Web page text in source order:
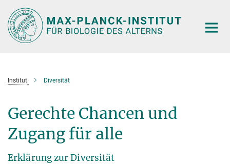
Hauptinhalt
Institut Diversität
Gerechte Chancen und
Zugang für alle
Erklärung zur Diversität